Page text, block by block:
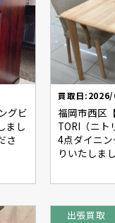
グビ
まし
さ
買取日
福岡市西区
TORI（ニト
4点ダイニ
りいたしま
出張買取